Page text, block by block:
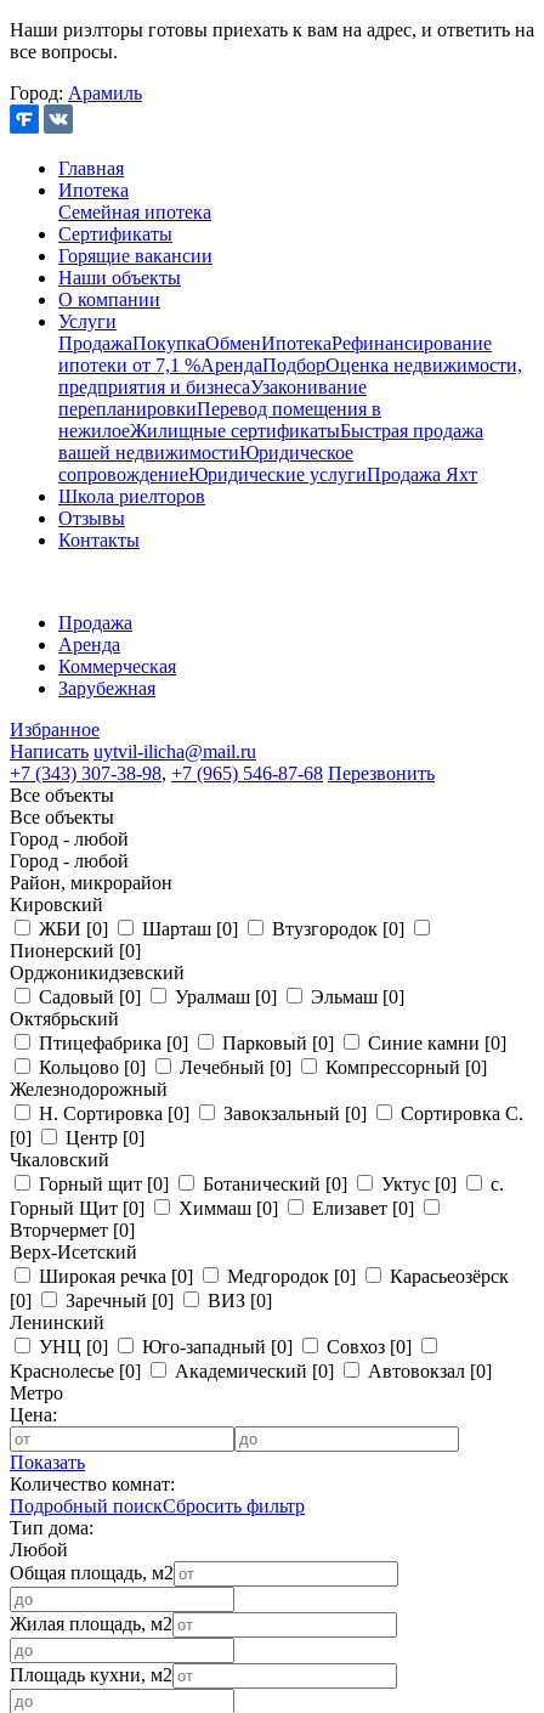
Наши риэлторы готовы приехать к вам на адрес, и ответить на
все вопросы.
Город: Арамиль
Главная
Ипотека
Семейная ипотека
Сертификаты
Горящие вакансии
Наши объекты
О компании
Услуги
ПродажаПокупкаОбменИпотекаРефинансирование
ипотеки от 7,1 %АрендаПодборОценка недвижимости,
предприятия и бизнесаУзаконивание
перепланировкиПеревод помещения в
нежилоеЖилищные сертификатыБыстрая продажа
вашей недвижимостиЮридическое
сопровождениеЮридические услугиПродажа Яхт
Школа риелторов
Отзывы
Контакты
Продажа
Аренда
Коммерческая
Зарубежная
Избранное
Написать uytvil-ilicha@mail.ru
+7 (343) 307-38-98, +7 (965) 546-87-68 Перезвонить
Все объекты
Все объекты
Город - любой
Город - любой
Район, микрорайон
Кировский
ЖБИ [0] Шарташ [0] Втузгородок [0]
Пионерский [0]
Орджоникидзевский
Садовый [0] Уралмаш [0] Эльмаш [0]
Октябрьский
Птицефабрика [0] Парковый [0] Синие камни [0]
Кольцово [0] Лечебный [0] Компрессорный [0]
Железнодорожный
Н. Сортировка [0] Завокзальный [0]
Сортировка С.
[0]
Центр [0]
Чкаловский
Горный щит [0] Ботанический [0] Уктус [0]
с.
Горный Щит [0] Химмаш [0] Елизавет [0]
Вторчермет [0]
Верх-Исетский
Широкая речка [0] Медгородок [0]
Карасьеозёрск
[0]
Заречный [0] ВИЗ [0]
Ленинский
УНЦ [0] Юго-западный [0] Совхоз [0]
Краснолесье [0] Академический [0] Автовокзал [0]
Метро
Цена:
Показать
Количество комнат:
Подробный поискСбросить фильтр
Тип дома:
Любой
Общая площадь, м2
Жилая площадь, м2
Площадь кухни, м2